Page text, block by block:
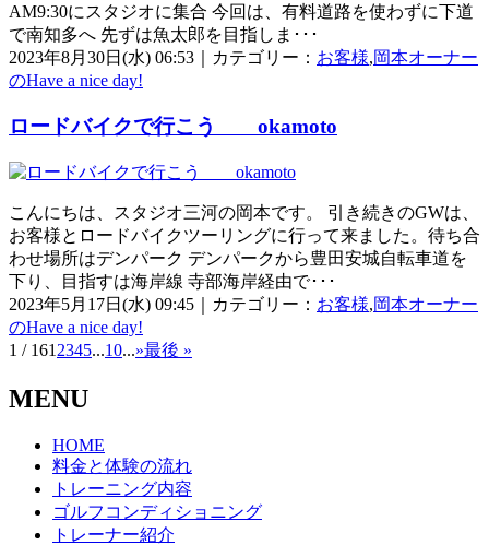
AM9:30にスタジオに集合 今回は、有料道路を使わずに下道
で南知多へ 先ずは魚太郎を目指しま･･･
2023年8月30日(水) 06:53｜カテゴリー： お客様,岡本オーナー
のHave a nice day!
ロードバイクで行こう okamoto
こんにちは、スタジオ三河の岡本です。 引き続きのGWは、
お客様とロードバイクツーリングに行って来ました。待ち合
わせ場所はデンパーク デンパークから豊田安城自転車道を
下り、目指すは海岸線 寺部海岸経由で･･･
2023年5月17日(水) 09:45｜カテゴリー： お客様,岡本オーナー
のHave a nice day!
1 / 161 2345...10...»最後 »
MENU
HOME
料金と体験の流れ
トレーニング内容
ゴルフコンディショニング
トレーナー紹介